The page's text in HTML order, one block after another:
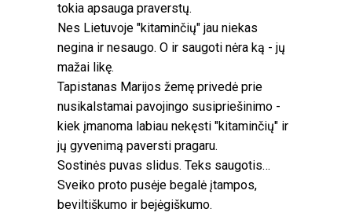
tokia apsauga praverstų.
Nes Lietuvoje "kitaminčių" jau niekas
negina ir nesaugo. O ir saugoti nėra ką - jų
mažai likę.
Tapistanas Marijos žemę privedė prie
nusikalstamai pavojingo susipriešinimo -
kiek įmanoma labiau nekęsti "kitaminčių" ir
jų gyvenimą paversti pragaru.
Sostinės puvas slidus. Teks saugotis…
Sveiko proto pusėje begalė įtampos,
beviltiškumo ir bejėgiškumo.